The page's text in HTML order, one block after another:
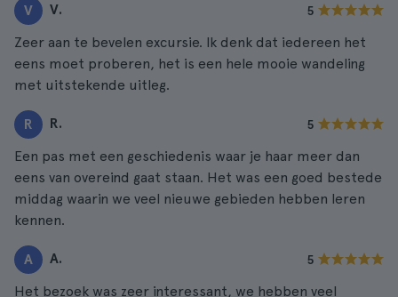
V V. 5
Zeer aan te bevelen excursie. Ik denk dat iedereen het
eens moet proberen, het is een hele mooie wandeling
met uitstekende uitleg.
R R. 5
Een pas met een geschiedenis waar je haar meer dan
eens van overeind gaat staan. Het was een goed bestede
middag waarin we veel nieuwe gebieden hebben leren
kennen.
A A. 5
Het bezoek was zeer interessant, we hebben veel